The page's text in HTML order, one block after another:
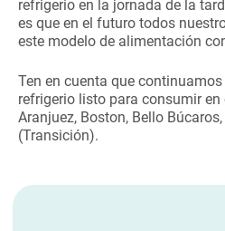
refrigerio en la jornada de la
es que en el futuro todos
este modelo de alimentación
Ten en cuenta que
refrigerio listo para consumir
Aranjuez, Boston, Bello
(Transición).